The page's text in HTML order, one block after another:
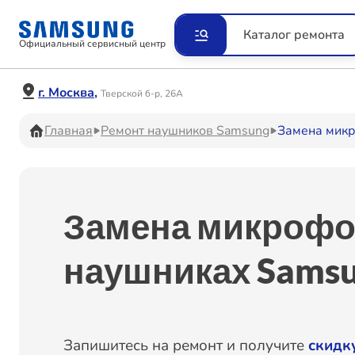
Официальный сервисный центр
Каталог ремонта
г. Москва, Тверской б-р, 26А
Главная Ремонт наушников Samsung Замена
Замена
наушниках
Запишитесь на ремонт и получите
Ремонт Видеокамер
Ремонт Наушников
Ремонт Холодильников